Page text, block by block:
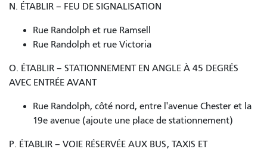
N. ÉTABLIR – FEU DE SIGNALISATION
Rue Randolph et rue Ramsell
Rue Randolph et rue Victoria
O. ÉTABLIR – STATIONNEMENT EN ANGLE À 45 DEGRÉS
AVEC ENTRÉE AVANT
Rue Randolph, côté nord, entre l'avenue Chester et la
19e avenue (ajoute une place de stationnement)
P. ÉTABLIR – VOIE RÉSERVÉE AUX BUS, TAXIS ET